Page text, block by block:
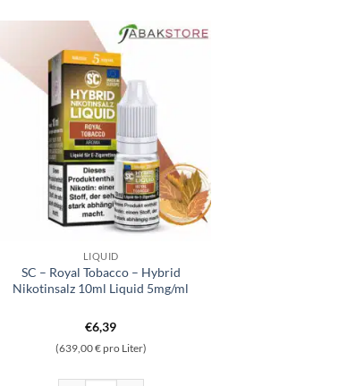
LIQUID
SC – Royal Tobacco – Hybrid
Nikotinsalz 10ml Liquid 5mg/ml
€6,39
(639,00 € pro Liter)